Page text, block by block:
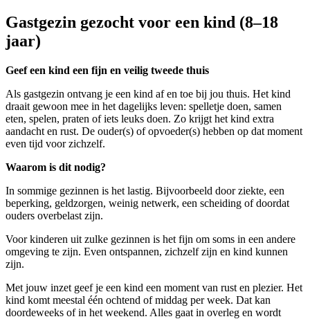
Gastgezin gezocht voor een kind (8–18
jaar)
Geef een kind een fijn en veilig tweede thuis
Als gastgezin ontvang je een kind af en toe bij jou thuis. Het kind
draait gewoon mee in het dagelijks leven: spelletje doen, samen
eten, spelen, praten of iets leuks doen. Zo krijgt het kind extra
aandacht en rust. De ouder(s) of opvoeder(s) hebben op dat moment
even tijd voor zichzelf.
Waarom is dit nodig?
In sommige gezinnen is het lastig. Bijvoorbeeld door ziekte, een
beperking, geldzorgen, weinig netwerk, een scheiding of doordat
ouders overbelast zijn.
Voor kinderen uit zulke gezinnen is het fijn om soms in een andere
omgeving te zijn. Even ontspannen, zichzelf zijn en kind kunnen
zijn.
Met jouw inzet geef je een kind een moment van rust en plezier. Het
kind komt meestal één ochtend of middag per week. Dat kan
doordeweeks of in het weekend. Alles gaat in overleg en wordt